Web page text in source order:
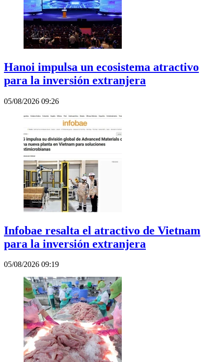
Hanoi impulsa un ecosistema atractivo
para la inversión extranjera
05/08/2026 09:26
Infobae resalta el atractivo de Vietnam
para la inversión extranjera
05/08/2026 09:19